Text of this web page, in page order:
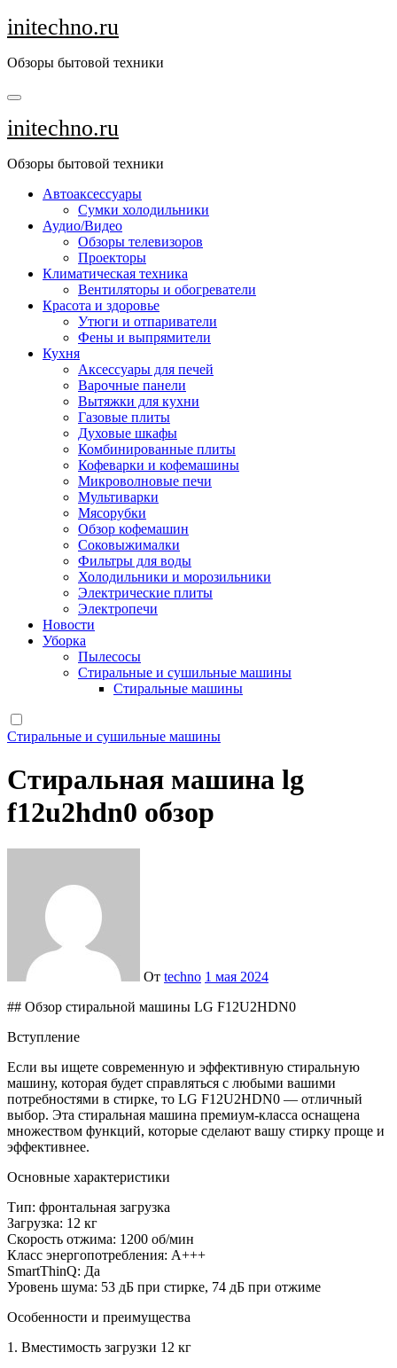
Перейти
к
initechno.ru
Обзоры бытовой техники
initechno.ru
Обзоры бытовой техники
Автоаксессуары
Сумки холодильники
Аудио/Видео
Обзоры телевизоров
Проекторы
Климатическая техника
Вентиляторы и обогреватели
Красота и здоровье
Утюги и отпариватели
Фены и выпрямители
Кухня
Аксессуары для печей
Варочные панели
Вытяжки для кухни
Газовые плиты
Духовые шкафы
Комбинированные плиты
Кофеварки и кофемашины
Микроволновые печи
Мультиварки
Мясорубки
Обзор кофемашин
Соковыжималки
Фильтры для воды
Холодильники и морозильники
Электрические плиты
Электропечи
Новости
Уборка
Пылесосы
Стиральные и сушильные машины
Стиральные машины
Стиральные и сушильные машины
Стиральная машина lg
f12u2hdn0 обзор
От techno 1 мая 2024
## Обзор стиральной машины LG F12U2HDN0
Вступление
Если вы ищете современную и эффективную стиральную
машину, которая будет справляться с любыми вашими
потребностями в стирке, то LG F12U2HDN0 — отличный
выбор. Эта стиральная машина премиум-класса оснащена
множеством функций, которые сделают вашу стирку проще и
эффективнее.
Основные характеристики
Тип: фронтальная загрузка
Загрузка: 12 кг
Скорость отжима: 1200 об/мин
Класс энергопотребления: А+++
SmartThinQ: Да
Уровень шума: 53 дБ при стирке, 74 дБ при отжиме
Особенности и преимущества
1. Вместимость загрузки 12 кг